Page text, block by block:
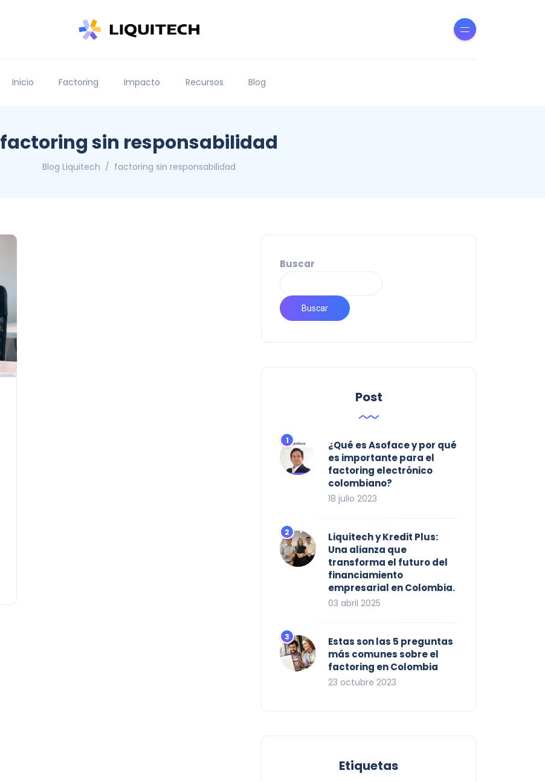
Inicio Factoring Impacto Recursos Blog
factoring sin responsabilidad
Blog Liquitech factoring sin responsabilidad
Buscar
Buscar
Post
¿Qué es Asoface y por qué
es importante para el
factoring electrónico
colombiano?
18 julio 2023
Liquitech y Kredit Plus:
Una alianza que
transforma el futuro del
financiamiento
empresarial en Colombia.
03 abril 2025
Estas son las 5 preguntas
más comunes sobre el
factoring en Colombia
23 octubre 2023
Etiquetas